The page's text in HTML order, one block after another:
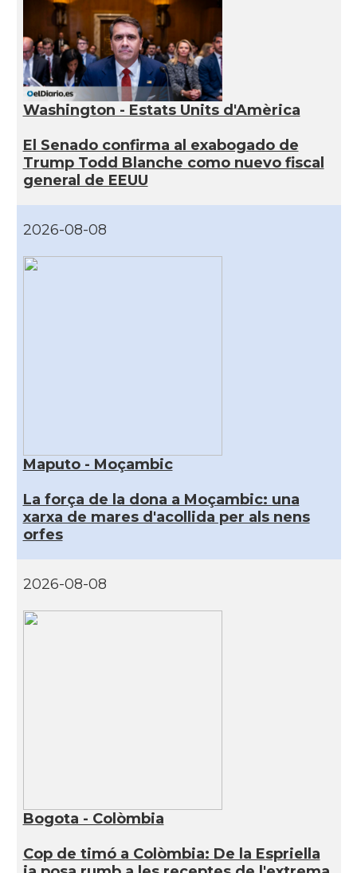
Washington - Estats Units d'Amèrica
El Senado confirma al exabogado de
Trump Todd Blanche como nuevo fiscal
general de EEUU
2026-08-08
Maputo - Moçambic
La força de la dona a Moçambic: una
xarxa de mares d'acollida per als nens
orfes
2026-08-08
Bogota - Colòmbia
Cop de timó a Colòmbia: De la Espriella